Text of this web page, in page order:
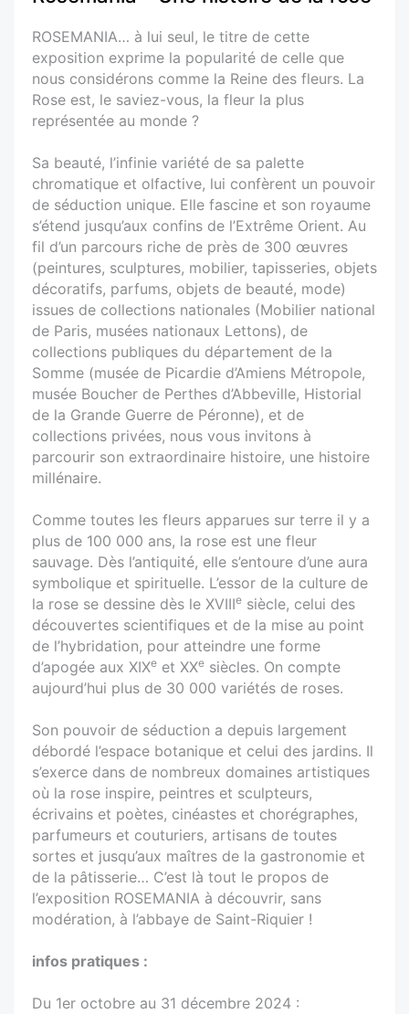
ROSEMANIA… à lui seul, le titre de cette
exposition exprime la popularité de celle que
nous considérons comme la Reine des fleurs. La
Rose est, le saviez-vous, la fleur la plus
représentée au monde ?
Sa beauté, l’infinie variété de sa palette
chromatique et olfactive, lui confèrent un pouvoir
de séduction unique. Elle fascine et son royaume
s’étend jusqu’aux confins de l’Extrême Orient. Au
fil d’un parcours riche de près de 300 œuvres
(peintures, sculptures, mobilier, tapisseries, objets
décoratifs, parfums, objets de beauté, mode)
issues de collections nationales (Mobilier national
de Paris, musées nationaux Lettons), de
collections publiques du département de la
Somme (musée de Picardie d’Amiens Métropole,
musée Boucher de Perthes d’Abbeville, Historial
de la Grande Guerre de Péronne), et de
collections privées, nous vous invitons à
parcourir son extraordinaire histoire, une histoire
millénaire.
Comme toutes les fleurs apparues sur terre il y a
plus de 100 000 ans, la rose est une fleur
sauvage. Dès l’antiquité, elle s’entoure d’une aura
symbolique et spirituelle. L’essor de la culture de
la rose se dessine dès le XVIIIe siècle, celui des
découvertes scientifiques et de la mise au point
de l’hybridation, pour atteindre une forme
d’apogée aux XIXe et XXe siècles. On compte
aujourd’hui plus de 30 000 variétés de roses.
Son pouvoir de séduction a depuis largement
débordé l’espace botanique et celui des jardins. Il
s’exerce dans de nombreux domaines artistiques
où la rose inspire, peintres et sculpteurs,
écrivains et poètes, cinéastes et chorégraphes,
parfumeurs et couturiers, artisans de toutes
sortes et jusqu’aux maîtres de la gastronomie et
de la pâtisserie… C’est là tout le propos de
l’exposition ROSEMANIA à découvrir, sans
modération, à l’abbaye de Saint-Riquier !
infos pratiques :
Du 1er octobre au 31 décembre 2024 :